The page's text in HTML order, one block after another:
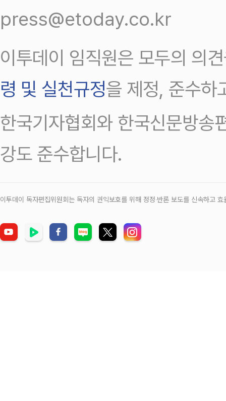
press@etoday.co.kr
이투데이 임직원은 모두의 의
령 및 실천규정을 제정, 준수하
한국기자협회와 한국신문방송
강도 준수합니다.
이투데이 독자편집위원회는 독자의 권익보호를 위해 정정‧반론 보도를 신속하고